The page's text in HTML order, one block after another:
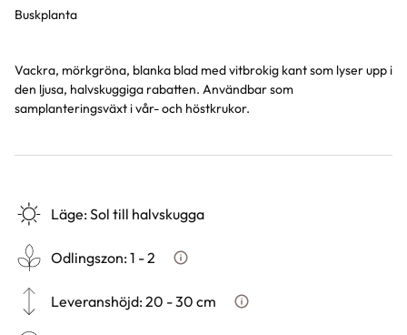
Buskplanta
Vackra, mörkgröna, blanka blad med vitbrokig kant som lyser upp i
den ljusa, halvskuggiga rabatten. Användbar som
samplanteringsväxt i vår- och höstkrukor.
Läge:Sol till halvskugga
Odlingszon:1 - 2 Vad är odlingszon?
Leveranshöjd:20 - 30 cm Hur vi mäter leveranshöjd på